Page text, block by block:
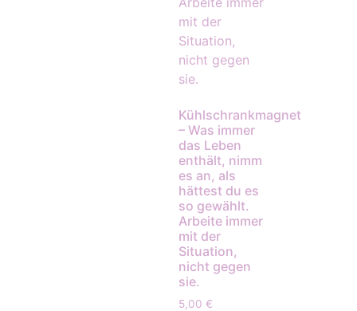
Kühlschrankmagnet
– Was immer
das Leben
enthält, nimm
es an, als
hättest du es
so gewählt.
Arbeite immer
mit der
Situation,
nicht gegen
sie.
5,00 €